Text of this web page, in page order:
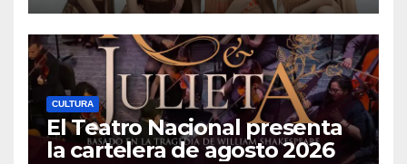
CULTURA
El Teatro Nacional presenta
la cartelera de agosto 2026